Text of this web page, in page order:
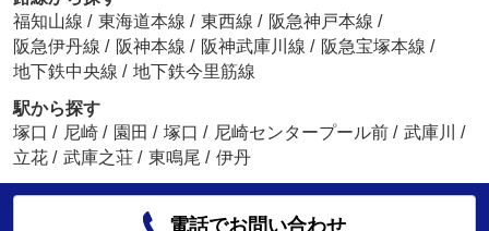
福知山線 / 東海道本線 / 東西線 / 阪急神戸本線 /
阪急伊丹線 / 阪神本線 / 阪神武庫川線 / 阪急宝塚本線 /
地下鉄中央線 / 地下鉄今里筋線
駅から探す
塚口 / 尼崎 / 園田 / 塚口 / 尼崎センタープール前 / 武庫川
/
立花 / 武庫之荘 / 東鳴尾 / 伊丹
電話でお問い合わせ